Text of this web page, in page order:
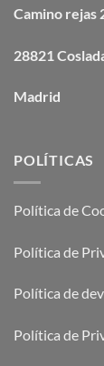
Camino rejas
28821
Madrid
POLÍTICAS
Política de
Política de
Política de
Política de